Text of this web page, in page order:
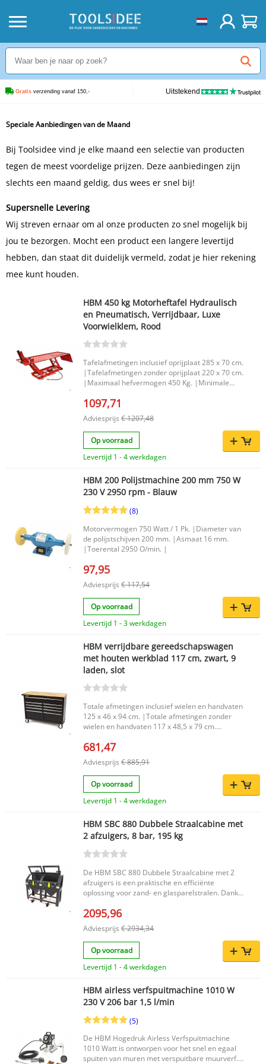
Gratis verzending vanaf 150,- Uitstekend
Speciale Aanbiedingen van de Maand
Bij Toolsidee vind je elke maand een selectie van producten
tegen de meest voordelige prijzen. Deze aanbiedingen zijn
slechts een maand geldig, dus wees er snel bij!
Supersnelle Levering
Wij streven ernaar om al onze producten zo snel mogelijk bij
jou te bezorgen. Mocht een product een langere levertijd
hebben, dan staat dit duidelijk vermeld, zodat je hier rekening
mee kunt houden.
HBM 450 kg Motorheftafel Hydraulisch
en Pneumatisch, Verrijdbaar, Luxe
Voorwielklem, Rood
Tafelafmetingen inclusief oprijplaat 285 x 70 cm.
|Tafelafmetingen zonder oprijplaat 220 x 70 cm.
|Maximaal hefvermogen 450 Kg. |Minimale
1097,71
Adviesprijs € 1207,48
Op voorraad
Levertijd 1 - 4 werkdagen
HBM 200 Polijstmachine 200 mm 750 W
230 V 2950 rpm - Blauw
(8)
Motorvermogen 750 Watt / 1 Pk. |Diameter van
de polijstschijven 200 mm. |Asmaat 16 mm.
|Toerental 2950 O/min. |
97,95
Adviesprijs € 117,54
Op voorraad
Levertijd 1 - 3 werkdagen
HBM verrijdbare gereedschapswagen
met houten werkblad 117 cm, zwart, 9
laden, slot
Totale afmetingen inclusief wielen en handvaten
125 x 46 x 94 cm. |Totale afmetingen zonder
wielen en handvaten 117 x 48,5 x 79 cm.
van het massief houten bovenblad 20 mm. |
681,47
Adviesprijs € 885,91
Op voorraad
Levertijd 1 - 4 werkdagen
HBM SBC 880 Dubbele Straalcabine met
2 afzuigers, 8 bar, 195 kg
De HBM SBC 880 Dubbele Straalcabine met 2
afzuigers is een praktische en efficiënte
oplossing voor zand- en glasparelstralen. Dankzij
tegelijk aan één project werken, terwijl je zelf
geïntegreerde handschoenen maken het
mogelijk om het werkstuk nauwkeurig te
bewerken, terwijl de twee afzuigers stof direct
afvoeren voor een helder zicht en een schonere
werkomgeving. Ideaal voor het verwijderen van
andere materialen. Belangrijkste voordelen
Geschikt voor zand- en glasparelstralen Dubbele
straalcabine: werken met twee personen tegelijk
Werken van buitenaf dankzij geïntegreerde
handschoenen Twee afzuigers voor directe
stofafvoer en beter zicht Helpt bij het
verwijderen van roest, verf en oneffenheden
2095,96
Adviesprijs € 2934,34
Op voorraad
Levertijd 1 - 4 werkdagen
HBM airless verfspuitmachine 1010 W
230 V 206 bar 1,5 l/min
(5)
De HBM Hogedruk Airless Verfspuitmachine
1010 Watt is ontworpen voor het snel en egaal
spuiten van muren met verspuitbare muurverf.